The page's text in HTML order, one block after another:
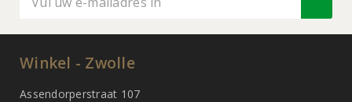
Winkel - Zwolle
Assendorperstraat 107